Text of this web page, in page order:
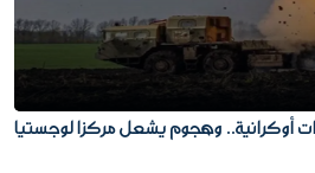
إسقاط 203 مسيرات أوكرانية.. وهجوم يشعل مركزا لوجستيا